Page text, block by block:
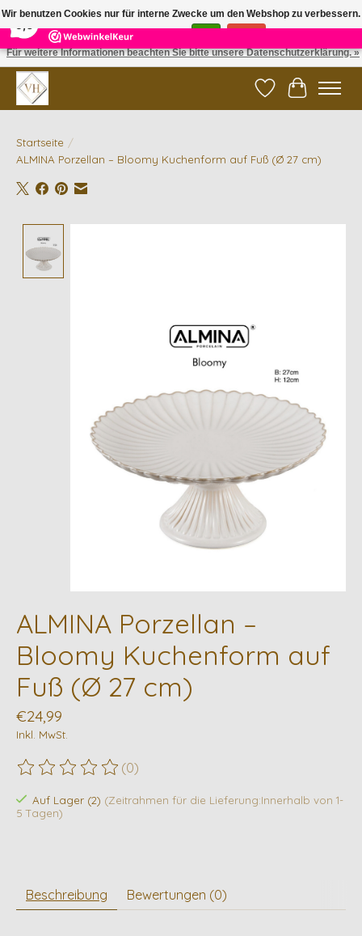
5 Reviews ×
✓ Gratis verzending vanaf €200 | ✓ 14 dagen retourneren
Wunschzettel
Ihr
Startseite /
ALMINA Porzellan – Bloomy Kuchenform auf Fuß (Ø 27 cm)
ALMINA Porzellan –
Bloomy Kuchenform auf
Fuß (Ø 27 cm)
€24,99
Inkl. MwSt.
Die Bewertung dieses Produkts ist
(0)
Auf Lager (2) (Zeitrahmen für die Lieferung:Innerhalb von 1-
5 Tagen)
Beschreibung Bewertungen (0)
Wir benutzen Cookies nur für interne Zwecke um den Webshop zu verbessern.
Ist das in Ordnung?
Für weitere Informationen beachten Sie bitte unsere Datenschutzerklärung. »